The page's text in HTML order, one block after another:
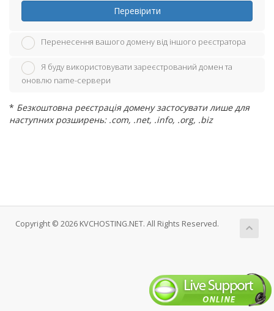
Перевірити
Перенесення вашого домену від іншого реєстратора
Я буду використовувати зареєстрований домен та
оновлю name-сервери
* Безкоштовна реєстрація домену застосувати лише для
наступних розширень: .com, .net, .info, .org, .biz
Copyright © 2026 KVCHOSTING.NET. All Rights Reserved.